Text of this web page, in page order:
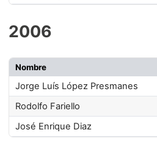
2006
Nombre
Jorge Luís López Presmanes
Rodolfo Fariello
José Enrique Diaz